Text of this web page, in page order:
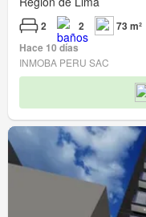
2 2
73 m²
Hace 10 días
INMOBA PERU SAC